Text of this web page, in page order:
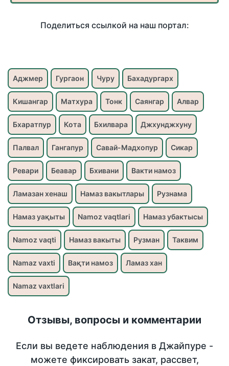
Поделиться ссылкой на наш портал:
Аджмер Гургаон Чуру Бахадургарх
Кишангар Матхура Тонк Саянгар Алвар
Бхаратпур Кота Бхилвара Джхунджхуну
Палвал Гангапур Савай-Мадхопур Сикар
Ревари Беавар Бхивани Вакти намоз
Ламазан хенаш Намаз вакытлары Рузнама
Намаз уақыты Namoz vaqtlari Намаз убактысы
Namoz vaqti Намаз вакыты Рузман Таквим
Namaz vaxti Вақти намоз Ламаз хан
Namaz vaxtlari
Отзывы, вопросы и комментарии
Если вы ведете наблюдения в Джайпуре -
можете фиксировать закат, рассвет,